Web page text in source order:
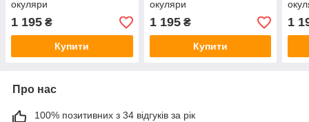
окуляри
1 195 ₴
Купити
окуляри
1 195₴
Купити
1
Про нас
100% позитивних з 34 відгуків за рік